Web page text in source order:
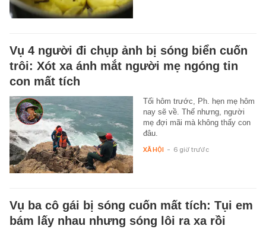
Vụ 4 người đi chụp ảnh bị sóng biển cuốn
trôi: Xót xa ánh mắt người mẹ ngóng tin
con mất tích
Tối hôm trước, Ph. hẹn mẹ hôm
nay sẽ về. Thế nhưng, người
mẹ đợi mãi mà không thấy con
đâu.
XÃ HỘI - 6 giờ trước
Vụ ba cô gái bị sóng cuốn mất tích: Tụi em
bám lấy nhau nhưng sóng lôi ra xa rồi